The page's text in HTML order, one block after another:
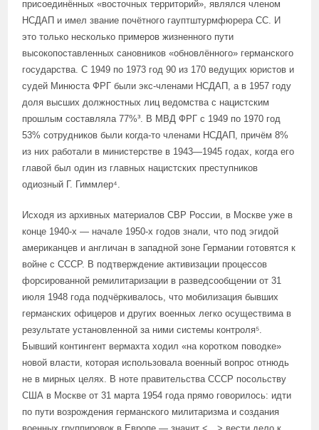
присоединённых «восточных территорий», являлся членом
НСДАП и имел звание почётного гауптштурмфюрера СС. И
это только несколько примеров жизненного пути
высокопоставленных сановников «обновлённого» германского
государства. С 1949 по 1973 год 90 из 170 ведущих юристов и
судей Минюста ФРГ были экс-членами НСДАП, а в 1957 году
доля высших должностных лиц ведомства с нацистским
прошлым составляла 77%³. В МВД ФРГ с 1949 по 1970 год
53% сотрудников были когда-то членами НСДАП, причём 8%
из них работали в министерстве в 1943—1945 годах, когда его
главой был один из главных нацистских преступников
одиозный Г. Гиммлер⁴.
Исходя из архивных материалов СВР России, в Москве уже в
конце 1940-х — начале 1950-х годов знали, что под эгидой
американцев и англичан в западной зоне Германии готовятся к
войне с СССР. В подтверждение активизации процессов
форсированной ремилитаризации в разведсообщении от 31
июля 1948 года подчёркивалось, что мобилизация бывших
германских офицеров и других военных легко осуществима в
результате установленной за ними системы контроля⁵.
Бывший контингент вермахта ходил «на коротком поводке»
новой власти, которая использовала военный вопрос отнюдь
не в мирных целях. В ноте правительства СССР посольству
США в Москве от 31 марта 1954 года прямо говорилось: идти
по пути возрождения германского милитаризма и создания